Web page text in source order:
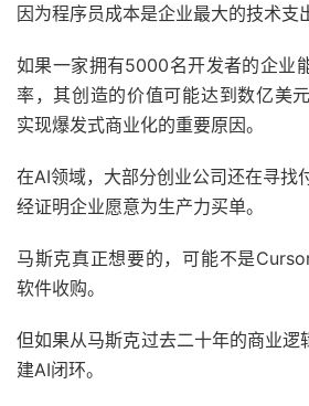
因为程序员成本是企业最大的技术支
如果一家拥有5000名开发者的企业
率，其创造的价值可能达到数亿美
实现爆发式商业化的重要原因。
在AI领域，大部分创业公司还在寻找
经证明企业愿意为生产力买单。
马斯克真正想要的，可能不是
软件收购。
但如果从马斯克过去二十年的商业逻
建AI闭环。